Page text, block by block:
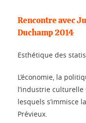
Rencontre avec
Duchamp 2014
Esthétique des
L’économie, la
l’industrie culturelle
lesquels s’immisce
Prévieux.